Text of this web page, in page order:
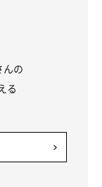
んの
る